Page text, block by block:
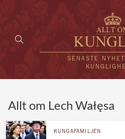
SENASTE
Allt om Lech Wałęsa
KUNGAFAMILJEN